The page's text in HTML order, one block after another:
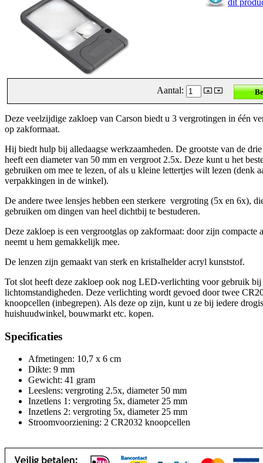
dit
Aantal:
Deze veelzijdige zakloep van Carson biedt u 3 vergrotingen in één
op zakformaat.
Hij biedt hulp bij alledaagse werkzaamheden. De grootste van de
heeft een diameter van 50 mm en vergroot 2.5x. Deze kunt u het
gebruiken om mee te lezen, of als u kleine lettertjes wilt lezen (denk
verpakkingen in de winkel).
De andere twee lensjes hebben een sterkere vergroting (5x en 6x),
gebruiken om dingen van heel dichtbij te bestuderen.
Deze zakloep is een vergrootglas op zakformaat: door zijn compacte
neemt u hem gemakkelijk mee.
De lenzen zijn gemaakt van sterk en kristalhelder acryl kunststof.
Tot slot heeft deze zakloep ook nog LED-verlichting voor gebruik bij
lichtomstandigheden. Deze verlichting wordt gevoed door twee
knoopcellen (inbegrepen). Als deze op zijn, kunt u ze bij iedere
huishuudwinkel, bouwmarkt etc. kopen.
Specificaties
Afmetingen: 10,7 x 6 cm
Dikte: 9 mm
Gewicht: 41 gram
Leeslens: vergroting 2.5x, diameter 50 mm
Inzetlens 1: vergroting 5x, diameter 25 mm
Inzetlens 2: vergroting 5x, diameter 25 mm
Stroomvoorziening: 2 CR2032 knoopcellen